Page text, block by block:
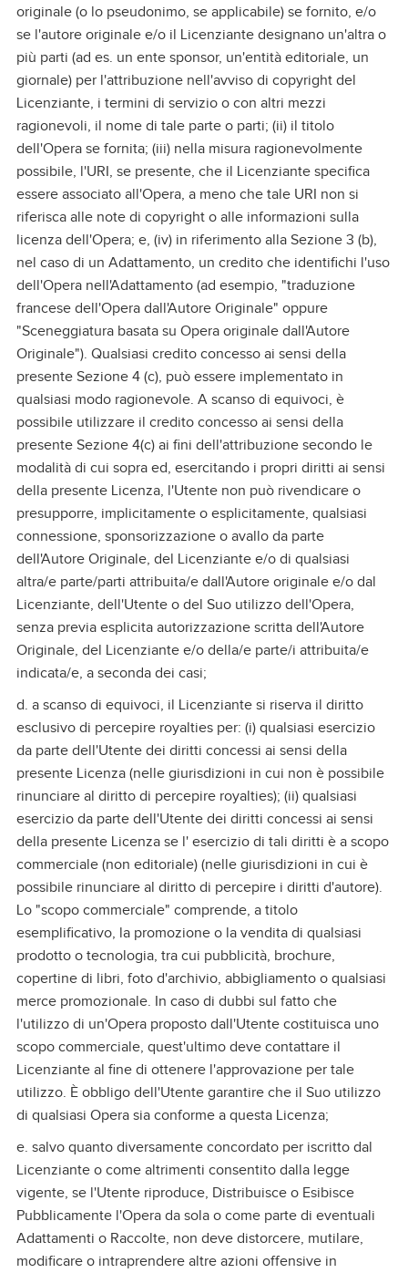
originale (o lo pseudonimo, se applicabile) se fornito, e/o
se l'autore originale e/o il Licenziante designano un'altra o
più parti (ad es. un ente sponsor, un'entità editoriale, un
giornale) per l'attribuzione nell'avviso di copyright del
Licenziante, i termini di servizio o con altri mezzi
ragionevoli, il nome di tale parte o parti; (ii) il titolo
dell'Opera se fornita; (iii) nella misura ragionevolmente
possibile, l'URI, se presente, che il Licenziante specifica
essere associato all'Opera, a meno che tale URI non si
riferisca alle note di copyright o alle informazioni sulla
licenza dell'Opera; e, (iv) in riferimento alla Sezione 3 (b),
nel caso di un Adattamento, un credito che identifichi l'uso
dell'Opera nell'Adattamento (ad esempio, "traduzione
francese dell'Opera dall'Autore Originale" oppure
"Sceneggiatura basata su Opera originale dall'Autore
Originale"). Qualsiasi credito concesso ai sensi della
presente Sezione 4 (c), può essere implementato in
qualsiasi modo ragionevole. A scanso di equivoci, è
possibile utilizzare il credito concesso ai sensi della
presente Sezione 4(c) ai fini dell'attribuzione secondo le
modalità di cui sopra ed, esercitando i propri diritti ai sensi
della presente Licenza, l'Utente non può rivendicare o
presupporre, implicitamente o esplicitamente, qualsiasi
connessione, sponsorizzazione o avallo da parte
dell'Autore Originale, del Licenziante e/o di qualsiasi
altra/e parte/parti attribuita/e dall'Autore originale e/o dal
Licenziante, dell'Utente o del Suo utilizzo dell'Opera,
senza previa esplicita autorizzazione scritta dell'Autore
Originale, del Licenziante e/o della/e parte/i attribuita/e
indicata/e, a seconda dei casi;
d. a scanso di equivoci, il Licenziante si riserva il diritto
esclusivo di percepire royalties per: (i) qualsiasi esercizio
da parte dell'Utente dei diritti concessi ai sensi della
presente Licenza (nelle giurisdizioni in cui non è possibile
rinunciare al diritto di percepire royalties); (ii) qualsiasi
esercizio da parte dell'Utente dei diritti concessi ai sensi
della presente Licenza se l' esercizio di tali diritti è a scopo
commerciale (non editoriale) (nelle giurisdizioni in cui è
possibile rinunciare al diritto di percepire i diritti d'autore).
Lo "scopo commerciale" comprende, a titolo
esemplificativo, la promozione o la vendita di qualsiasi
prodotto o tecnologia, tra cui pubblicità, brochure,
copertine di libri, foto d'archivio, abbigliamento o qualsiasi
merce promozionale. In caso di dubbi sul fatto che
l'utilizzo di un'Opera proposto dall'Utente costituisca uno
scopo commerciale, quest'ultimo deve contattare il
Licenziante al fine di ottenere l'approvazione per tale
utilizzo. È obbligo dell'Utente garantire che il Suo utilizzo
di qualsiasi Opera sia conforme a questa Licenza;
e. salvo quanto diversamente concordato per iscritto dal
Licenziante o come altrimenti consentito dalla legge
vigente, se l'Utente riproduce, Distribuisce o Esibisce
Pubblicamente l'Opera da sola o come parte di eventuali
Adattamenti o Raccolte, non deve distorcere, mutilare,
modificare o intraprendere altre azioni offensive in